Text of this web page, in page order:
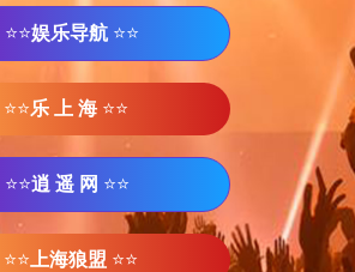
⭐⭐娱乐导航 ⭐⭐
⭐⭐乐 上 海 ⭐⭐
⭐⭐逍 遥 网 ⭐⭐
⭐⭐ 上海狼盟 ⭐⭐